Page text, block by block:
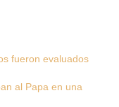
fueron evaluados
al Papa en una